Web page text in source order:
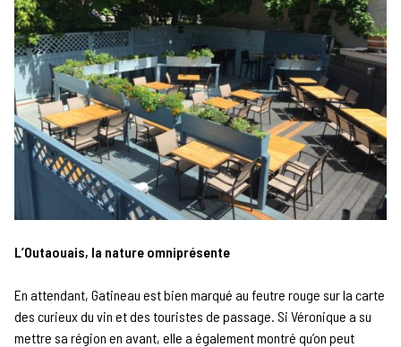
L’Outaouais, la nature omniprésente
En attendant, Gatineau est bien marqué au feutre rouge sur la carte
des curieux du vin et des touristes de passage. Si Véronique a su
mettre sa région en avant, elle a également montré qu’on peut